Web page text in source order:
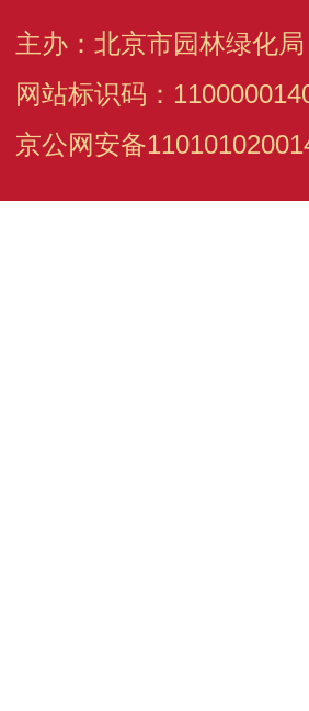
主办：北京市园林绿化
网站标识码：
京公网安备